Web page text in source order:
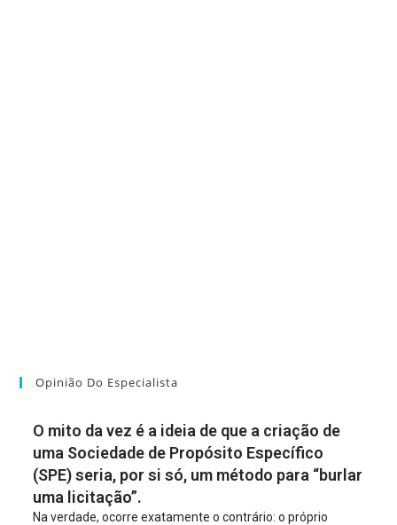
Opinião Do Especialista
O mito da vez é a ideia de que a criação de
uma Sociedade de Propósito Específico
(SPE) seria, por si só, um método para “burlar
uma licitação”.
Na verdade, ocorre exatamente o contrário: o próprio